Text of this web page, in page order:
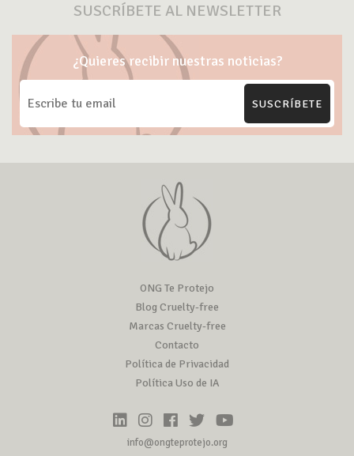
SUSCRÍBETE AL NEWSLETTER
¿Quieres recibir nuestras noticias?
SUSCRÍBETE
ONG Te Protejo
Blog Cruelty-free
Marcas Cruelty-free
Contacto
Política de Privacidad
Política Uso de IA
info@ongteprotejo.org